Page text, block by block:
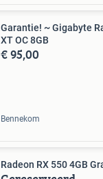
Garantie! ~ Gigabyte
XT OC 8GB
€ 95,00
Bennekom
Radeon RX 550 4GB